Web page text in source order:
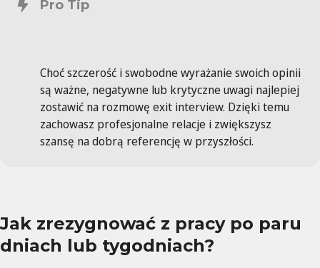
Pro Tip
Choć szczerość i swobodne wyrażanie swoich opinii
są ważne, negatywne lub krytyczne uwagi najlepiej
zostawić na rozmowę exit interview. Dzięki temu
zachowasz profesjonalne relacje i zwiększysz
szansę na dobrą referencję w przyszłości.
Jak zrezygnować z pracy po paru
dniach lub tygodniach?